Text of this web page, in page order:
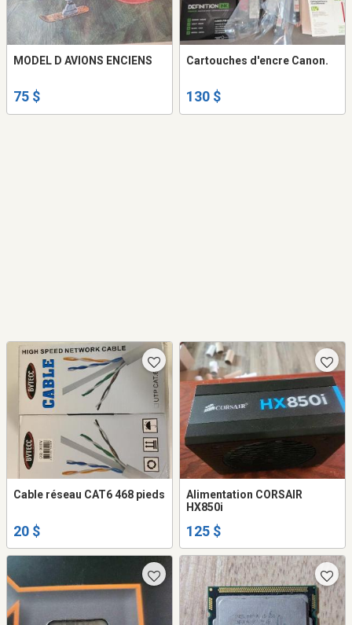
MODEL D AVIONS ENCIENS
75 $
Cartouches d'encre Canon.
130 $
Cable réseau CAT6 468 pieds
20 $
Alimentation CORSAIR
HX850i
125 $